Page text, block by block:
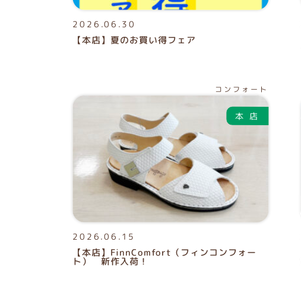
2026.06.30
【本店】夏のお買い得フェア
コンフォート
2026.06.15
【本店】FinnComfort（フィンコンフォー
ト） 新作入荷！